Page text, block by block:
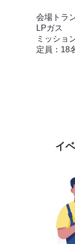
会場トラ
LPガス
ミッショ
定員：18
イ